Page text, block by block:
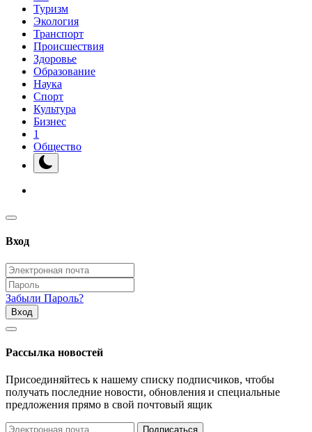
Туризм
Экология
Транспорт
Происшествия
Здоровье
Образование
Наука
Спорт
Культура
Бизнес
1
Общество
Вход
Забыли Пароль?
Вход
Рассылка новостей
Присоединяйтесь к нашему списку подписчиков, чтобы
получать последние новости, обновления и специальные
предложения прямо в свой почтовый ящик
Подписаться